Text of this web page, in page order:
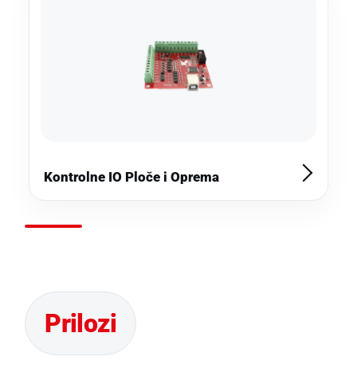
Kontrolne IO Ploče i Oprema